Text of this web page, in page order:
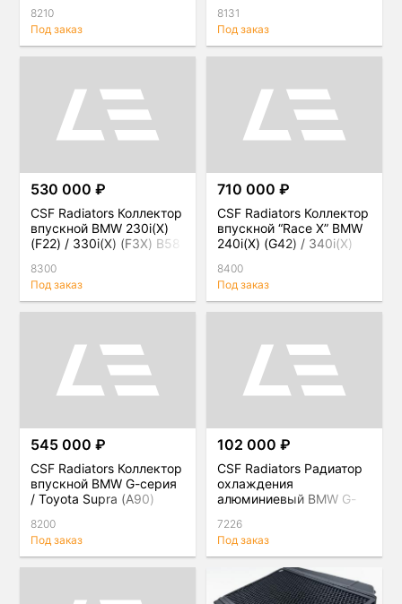
8210
Под заказ
(F3X) B-серия
8131
Под заказ
530 000 ₽
CSF Radiators Коллектор
впускной BMW 230i(X)
(F22) / 330i(X) (F3X) B58
8300
Под заказ
710 000 ₽
CSF Radiators Коллектор
впускной “Race X” BMW
240i(X) (G42) / 340i(X)
комплект
8400
Под заказ
545 000 ₽
CSF Radiators Коллектор
впускной BMW G-серия
/ Toyota Supra (A90)
8200
Под заказ
102 000 ₽
CSF Radiators Радиатор
охлаждения
алюминиевый BMW G-
(A90) B58
7226
Под заказ